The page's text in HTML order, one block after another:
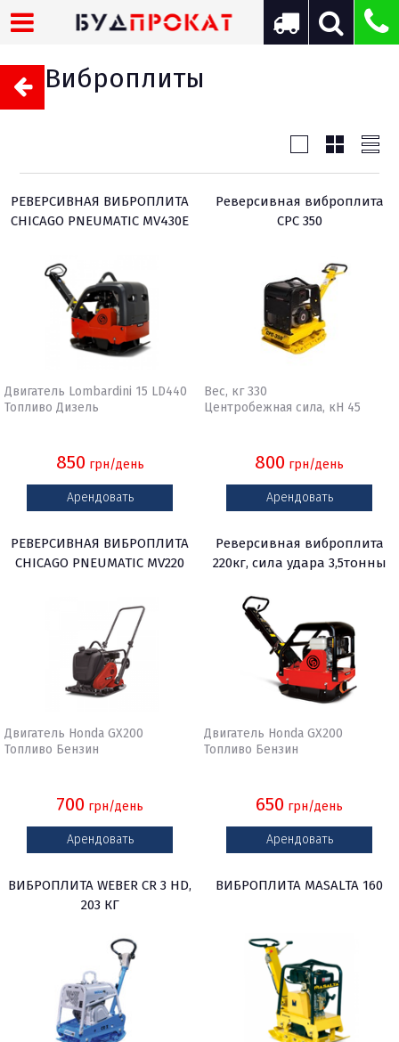
Виброплиты
РЕВЕРСИВНАЯ ВИБРОПЛИТА
CHICAGO PNEUMATIC MV430Е
Двигатель Lombardini 15 LD440
Топливо Дизель
850 грн/день
Арендовать
Реверсивная виброплита
CPC 350
Вес, кг 330
Центробежная сила, кН 45
800 грн/день
Арендовать
РЕВЕРСИВНАЯ ВИБРОПЛИТА
CHICAGO PNEUMATIC MV220
Двигатель Honda GX200
Топливо Бензин
700 грн/день
Арендовать
Реверсивная виброплита
220кг, сила удара 3,5тонны
Двигатель Honda GX200
Топливо Бензин
650 грн/день
Арендовать
ВИБРОПЛИТА WEBER CR 3 HD,
203 КГ
ВИБРОПЛИТА MASALTA 160